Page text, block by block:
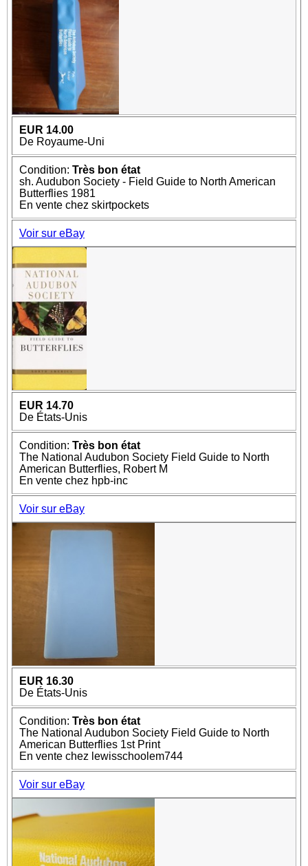
EUR 14.00
De Royaume-Uni
Condition: Très bon état
sh. Audubon Society - Field Guide to North American
Butterflies 1981
En vente chez skirtpockets
Voir sur eBay
EUR 14.70
De États-Unis
Condition: Très bon état
The National Audubon Society Field Guide to North
American Butterflies, Robert M
En vente chez hpb-inc
Voir sur eBay
EUR 16.30
De États-Unis
Condition: Très bon état
The National Audubon Society Field Guide to North
American Butterflies 1st Print
En vente chez lewisschoolem744
Voir sur eBay